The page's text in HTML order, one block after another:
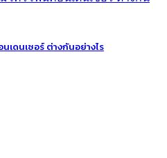
นเดนเซอร์ ต่างกันอย่างไร